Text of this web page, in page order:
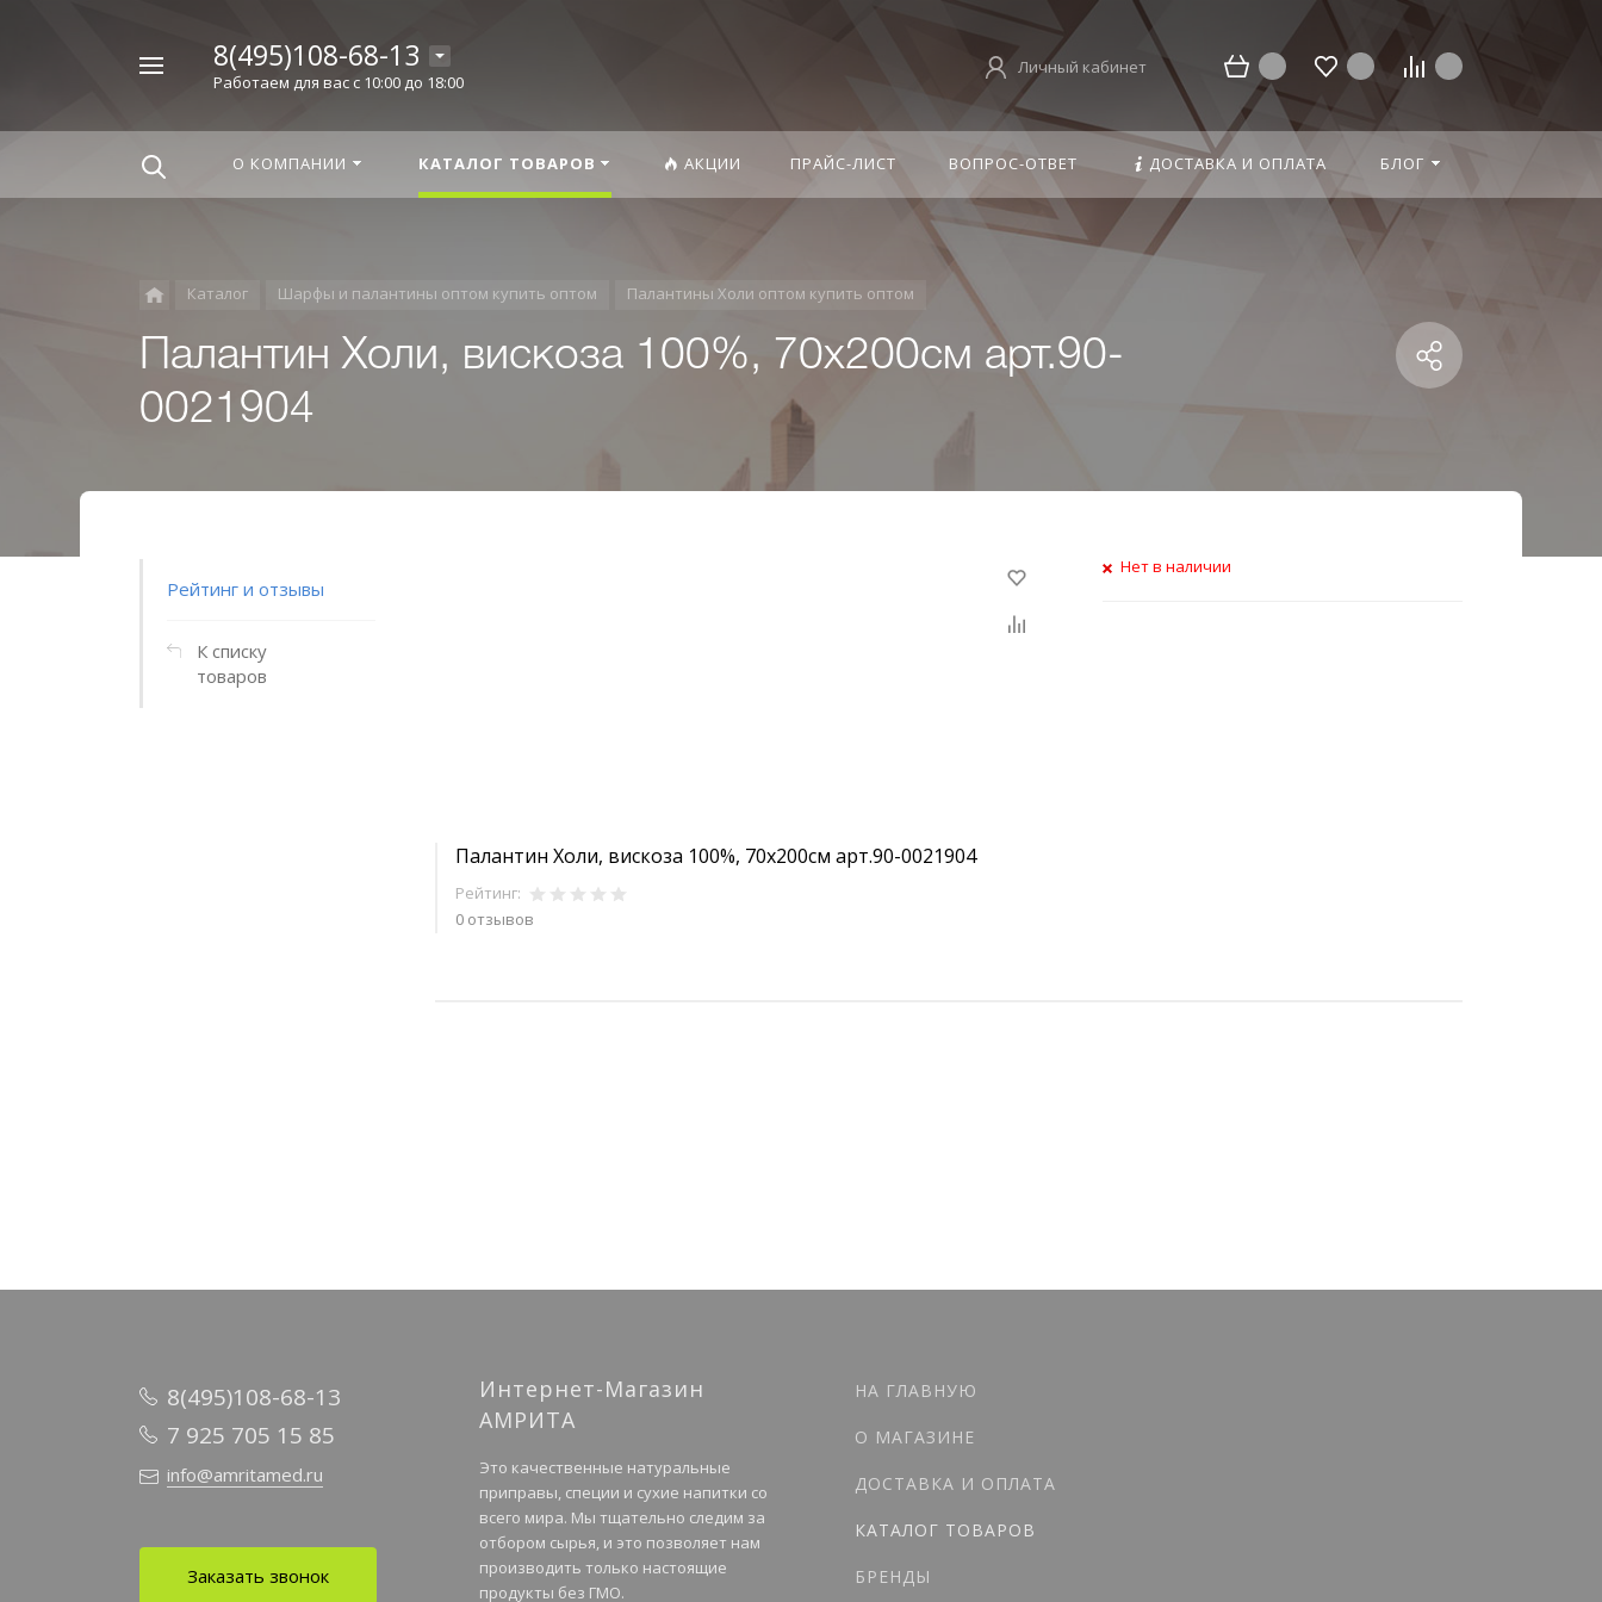
8(495)108-68-13
Работаем для вас с 10:00 до 18:00
Личный кабинет
О КОМПАНИИ КАТАЛОГ ТОВАРОВ АКЦИИ ПРАЙС-ЛИСТ ВОПРОС-ОТВЕТ ДОСТАВКА И ОПЛАТА БЛОГ
Каталог Шарфы и палантины оптом купить оптом Палантины Холи оптом купить оптом
Палантин Холи, вискоза 100%, 70х200см арт.90-
0021904
Рейтинг и отзывы
К списку
товаров
Палантин Холи, вискоза 100%, 70х200см арт.90-0021904
Рейтинг:
0 отзывов
Нет в наличии
8(495)108-68-13
7 925 705 15 85
info@amritamed.ru
Заказать звонок
Интернет-Магазин
АМРИТА
Это качественные натуральные
приправы, специи и сухие напитки со
всего мира. Мы тщательно следим за
отбором сырья, и это позволяет нам
производить только настоящие
продукты без ГМО.
НА ГЛАВНУЮ
О МАГАЗИНЕ
ДОСТАВКА И ОПЛАТА
КАТАЛОГ ТОВАРОВ
БРЕНДЫ